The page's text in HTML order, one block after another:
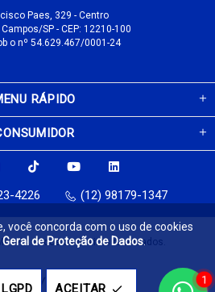
Paes, 329 - Centro
SP - CEP: 12210-100
o nº 54.629.467/0001-24
RÁPIDO
4226 (12) 98179-1347
Todos os direitos reservados.
você concorda com o uso de cookies
Geral de Proteção de Dados.
ACEITAR
1